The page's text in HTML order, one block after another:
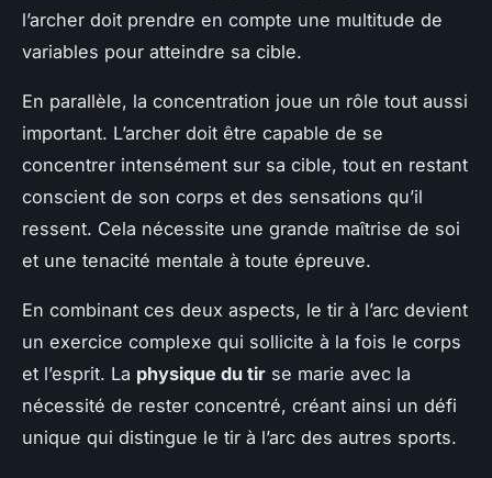
l’archer doit prendre en compte une multitude de
variables pour atteindre sa cible.
En parallèle, la concentration joue un rôle tout aussi
important. L’archer doit être capable de se
concentrer intensément sur sa cible, tout en restant
conscient de son corps et des sensations qu’il
ressent. Cela nécessite une grande maîtrise de soi
et une tenacité mentale à toute épreuve.
En combinant ces deux aspects, le tir à l’arc devient
un exercice complexe qui sollicite à la fois le corps
et l’esprit. La physique du tir se marie avec la
nécessité de rester concentré, créant ainsi un défi
unique qui distingue le tir à l’arc des autres sports.